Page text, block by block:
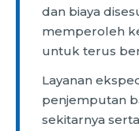
dan biaya
memperoleh
untuk terus
Layanan
penjemputan
sekitarnya